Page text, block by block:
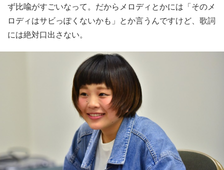
ず比喩がすごいなって。だからメロディとかには「そのメ
ロディはサビっぽくないかも」とか言うんですけど、歌詞
には絶対口出さない。